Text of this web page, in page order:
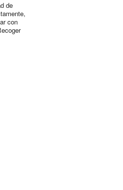
de
con